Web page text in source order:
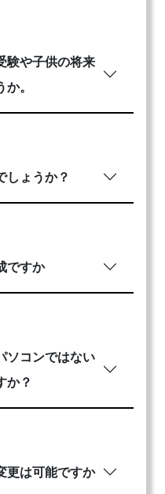
験や子供の将来
。
しょうか？
ですか
ソコンではない
か？
更は可能ですか